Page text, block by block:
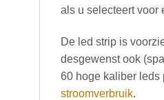
als u selecteert voor
De led strip is
desgewenst ook
60 hoge kaliber leds
stroomverbruik.